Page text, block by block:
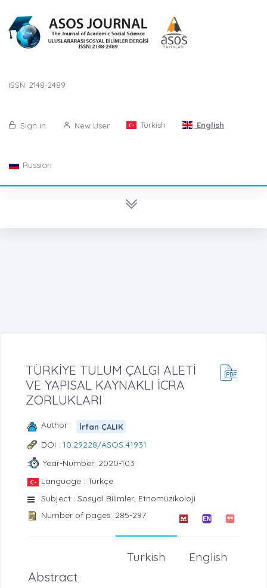
ISSN: 2148-2489
Sign in New User Turkish English
Russian
TÜRKİYE TULUM ÇALGI ALETİ
VE YAPISAL KAYNAKLI İCRA
ZORLUKLARI
Author : İrfan ÇALIK
DOI : 10.29228/ASOS.41931
Year-Number: 2020-103
Language : Türkçe
Subject : Sosyal Bilimler, Etnomüzikoloji
Number of pages: 285-297
English
Turkish
Abstract